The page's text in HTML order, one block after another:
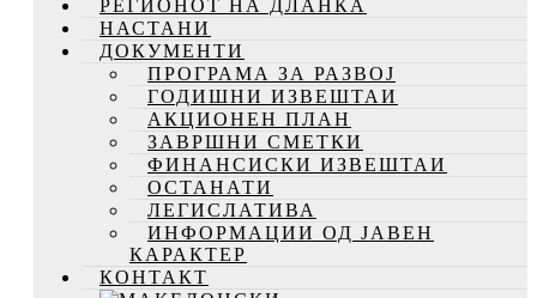
РЕГИОНОТ НА ДЛАНКА
НАСТАНИ
ДОКУМЕНТИ
ПРОГРАМА ЗА РАЗВОЈ
ГОДИШНИ ИЗВЕШТАИ
АКЦИОНЕН ПЛАН
ЗАВРШНИ СМЕТКИ
ФИНАНСИСКИ ИЗВЕШТАИ
ОСТАНАТИ
ЛЕГИСЛАТИВА
ИНФОРМАЦИИ ОД ЈАВЕН
КАРАКТЕР
КОНТАКТ